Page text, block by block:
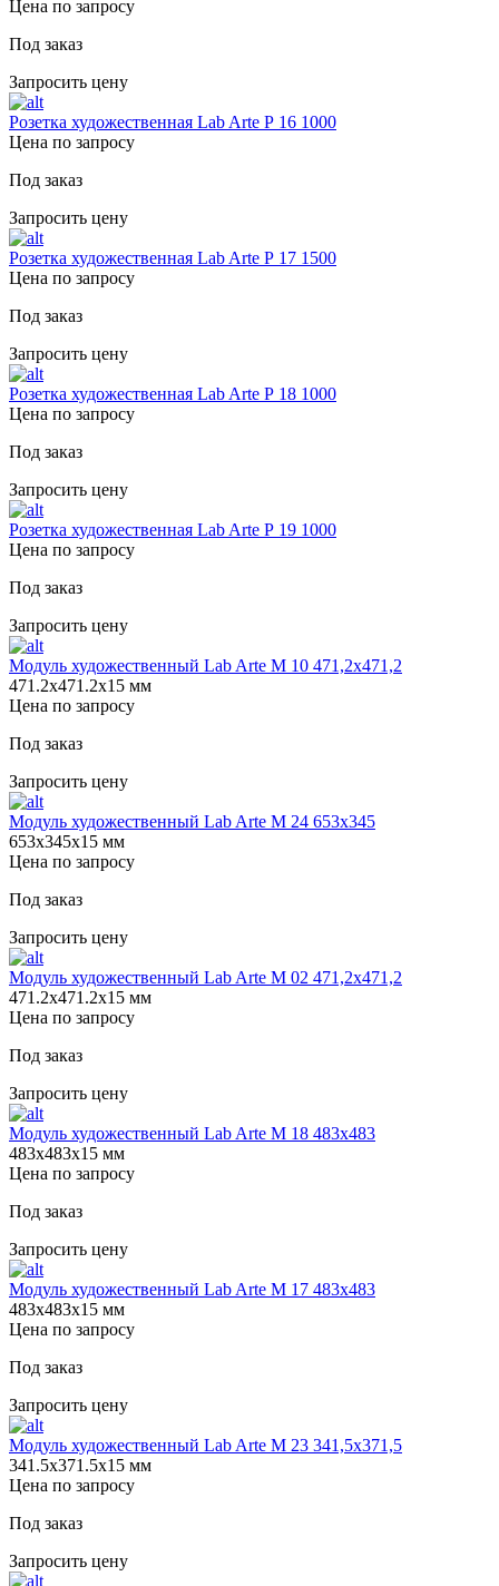
Цена по запросу
Под заказ
Запросить цену
Розетка художественная Lab Arte Р 16 1000
Цена по запросу
Под заказ
Запросить цену
Розетка художественная Lab Arte Р 17 1500
Цена по запросу
Под заказ
Запросить цену
Розетка художественная Lab Arte Р 18 1000
Цена по запросу
Под заказ
Запросить цену
Розетка художественная Lab Arte Р 19 1000
Цена по запросу
Под заказ
Запросить цену
Модуль художественный Lab Arte М 10 471,2х471,2
471.2х471.2х15 мм
Цена по запросу
Под заказ
Запросить цену
Модуль художественный Lab Arte М 24 653х345
653х345х15 мм
Цена по запросу
Под заказ
Запросить цену
Модуль художественный Lab Arte М 02 471,2х471,2
471.2х471.2х15 мм
Цена по запросу
Под заказ
Запросить цену
Модуль художественный Lab Arte М 18 483х483
483х483х15 мм
Цена по запросу
Под заказ
Запросить цену
Модуль художественный Lab Arte М 17 483х483
483х483х15 мм
Цена по запросу
Под заказ
Запросить цену
Модуль художественный Lab Arte М 23 341,5х371,5
341.5х371.5х15 мм
Цена по запросу
Под заказ
Запросить цену